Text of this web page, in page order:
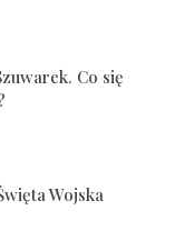
Co się
Wojska